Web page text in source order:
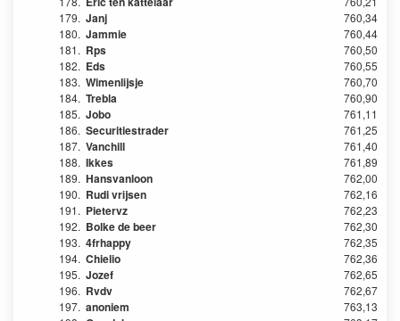
179. Janj
760,34
180. Jammie
760,44
181. Rps
760,50
182. Eds
760,55
183. Wimenlijsje
760,70
184. Trebla
760,90
185. Jobo
761,11
186. Securitiestrader
761,25
187. Vanchill
761,40
188. Ikkes
761,89
189. Hansvanloon
762,00
190. Rudi vrijsen
762,16
191. Pietervz
762,23
192. Bolke de beer
762,30
193. 4frhappy
762,35
194. Chielio
762,36
195. Jozef
762,65
196. Rvdv
762,67
197. anoniem
763,13